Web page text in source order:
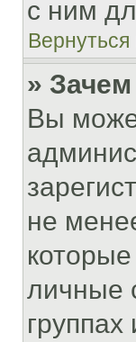
с ним
Вернуться
»
Вы
не
личные